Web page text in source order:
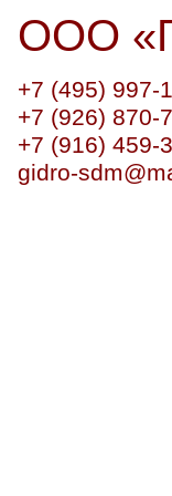
+7 (495) 997-
+7 (926) 870-
+7 (916) 459-
gidro-
ООО «